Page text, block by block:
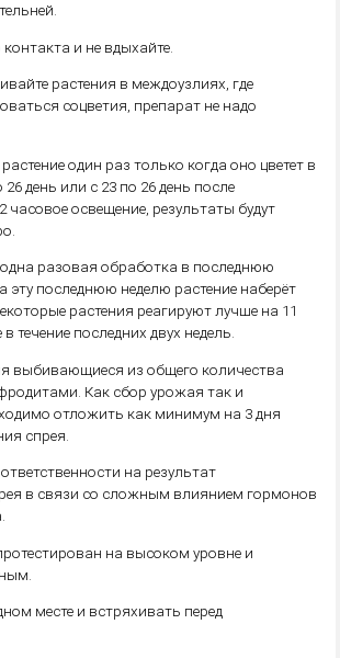
и не вдыхайте.
растения в междоузлиях, где
соцветия, препарат не надо
один раз только когда оно цветет в
день или с 23 по 26 день после
часовое освещение, результаты будут
одна разовая обработка в последнюю
эту последнюю неделю растение наберёт
растения реагируют лучше на 11
течение последних двух недель.
выбивающиеся из общего количества
Как сбор урожая так и
отложить как минимум на 3 дня
спрея.
на результат
в связи со сложным влиянием гормонов
на высоком уровне и
месте и встряхивать перед